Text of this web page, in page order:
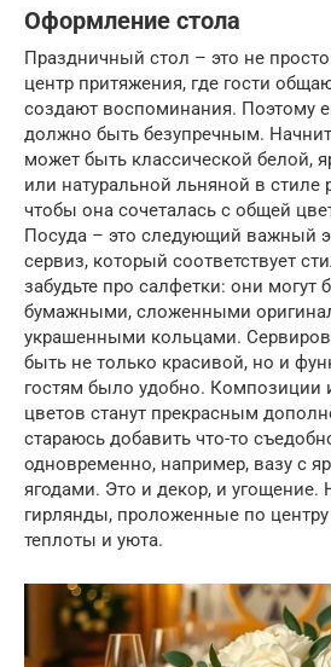
Оформление стола
Праздничный стол – это не
центр притяжения, где гости
создают воспоминания. Поэтому
должно быть безупречным.
может быть классической белой,
или натуральной льняной в стиле
чтобы она сочеталась с общей
Посуда – это следующий важный
сервиз, который соответствует
забудьте про салфетки: они
бумажными, сложенными
украшенными кольцами.
быть не только красивой, но и
гостям было удобно. Композиции
цветов станут прекрасным
стараюсь добавить что-то
одновременно, например, вазу с
ягодами. Это и декор, и
гирлянды, проложенные по центру
теплоты и уюта.